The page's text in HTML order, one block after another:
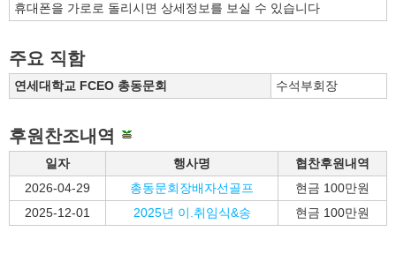
휴대폰을 가로로 돌리시면 상세정보를 보실 수 있습니다
주요 직함
연세대학교 FCEO 총동문회 수석부회장
후원찬조내역
일자 행사명
협찬후원내역
2026-04-29
총동문회장배자선골프
현금 100만원
2025-12-01
2025년 이.취임식&송 현금 100만원